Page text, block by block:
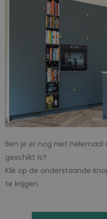
Ben je er nog niet
geschikt is?
Klik op de onderstaande
te krijgen.